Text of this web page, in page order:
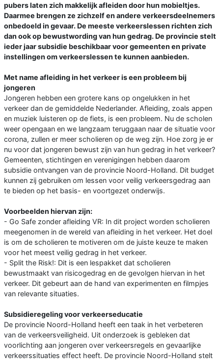
pubers laten zich makkelijk afleiden door hun mobieltjes.
Daarmee brengen ze zichzelf en andere verkeersdeelnemers
onbedoeld in gevaar. De meeste verkeerslessen richten zich
dan ook op bewustwording van hun gedrag. De provincie stelt
ieder jaar subsidie beschikbaar voor gemeenten en private
instellingen om verkeerslessen te kunnen aanbieden.
Met name afleiding in het verkeer is een probleem bij
jongeren
Jongeren hebben een grotere kans op ongelukken in het
verkeer dan de gemiddelde Nederlander. Afleiding, zoals appen
en muziek luisteren op de fiets, is een probleem. Nu de scholen
weer opengaan en we langzaam teruggaan naar de situatie voor
corona, zullen er meer scholieren op de weg zijn. Hoe zorg je er
nu voor dat jongeren bewust zijn van hun gedrag in het verkeer?
Gemeenten, stichtingen en verenigingen hebben daarom
subsidie ontvangen van de provincie Noord-Holland. Dit budget
kunnen zij gebruiken om lessen voor veilig verkeersgedrag aan
te bieden op het basis- en voortgezet onderwijs.
Voorbeelden hiervan zijn:
- Go Safe zonder afleiding VR: In dit project worden scholieren
meegenomen in de wereld van afleiding in het verkeer. Het doel
is om de scholieren te motiveren om de juiste keuze te maken
voor het meest veilig gedrag in het verkeer.
- Split the Risk!: Dit is een lespakket dat scholieren
bewustmaakt van risicogedrag en de gevolgen hiervan in het
verkeer. Dit gebeurt aan de hand van experimenten en filmpjes
van relevante situaties.
Subsidieregeling voor verkeerseducatie
De provincie Noord-Holland heeft een taak in het verbeteren
van de verkeersveiligheid. Uit onderzoek is gebleken dat
voorlichting aan jongeren over verkeersregels en gevaarlijke
verkeerssituaties effect heeft. De provincie Noord-Holland stelt